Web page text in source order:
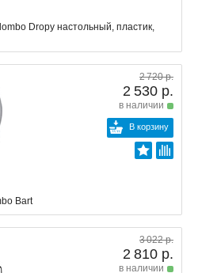
Dropy настольный, пластик,
2 720 р.
2 530 р.
в наличии
В корзину
Bart
3 022 р.
2 810 р.
в наличии